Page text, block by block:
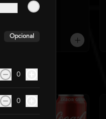
Sopa Miso
$2.990
Opcional
0
0